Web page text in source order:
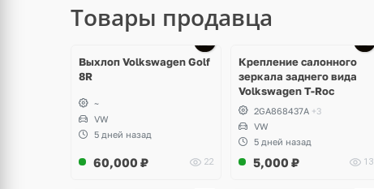
Товары продавца
Выхлоп Volkswagen Golf
8R
~
VW
5 дней назад
60,000 ₽ 22
Крепление салонного
зеркала заднего вида
Volkswagen T-Roc
2GA868437A +3
VW
5 дней назад
5,000 ₽ 13